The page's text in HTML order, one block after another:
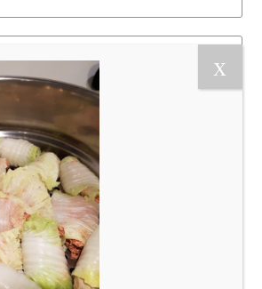
spécialisée dans
des femmes en préménopause et